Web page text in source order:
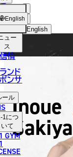
English
ョッ
プ
ュー
ス
情
ンド
ンサ
ール
1につ
いて
GYM
English
Inoue
Sakiya